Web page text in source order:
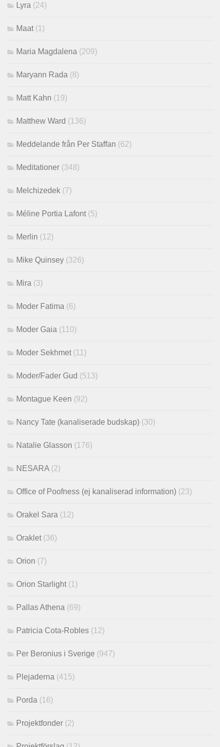
Lyra (24)
Maat (1)
Maria Magdalena (209)
Maryann Rada (8)
Matt Kahn (19)
Matthew Ward (136)
Meddelande från Per Staffan (62)
Meditationer (348)
Melchizedek (7)
Méline Portia Lafont (5)
Merlin (12)
Mike Quinsey (326)
Mira (3)
Moder Fatima (6)
Moder Gaia (110)
Moder Sekhmet (11)
Moder/Fader Gud (513)
Montague Keen (92)
Nancy Tate (kanaliserade budskap) (30)
Natalie Glasson (176)
NESARA (2)
Office of Poofness (ej kanaliserad information) (23)
Orakel Sara (12)
Oraklet (36)
Orion (7)
Orion Starlight (1)
Pallas Athena (69)
Patricia Cota-Robles (12)
Per Beronius i Sverige (947)
Plejaderna (415)
Porda (16)
Projektfonder (2)